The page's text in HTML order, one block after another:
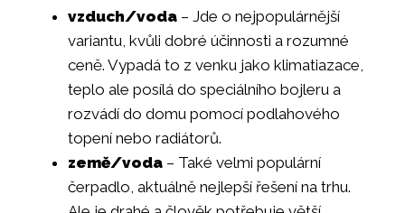
vzduch/voda – Jde o nejpopulárnější
variantu, kvůli dobré účinnosti a rozumné
ceně. Vypadá to z venku jako klimatiazace,
teplo ale posílá do speciálního bojleru a
rozvádí do domu pomocí podlahového
topení nebo radiátorů.
země/voda – Také velmi populární
čerpadlo, aktuálně nejlepší řešení na trhu.